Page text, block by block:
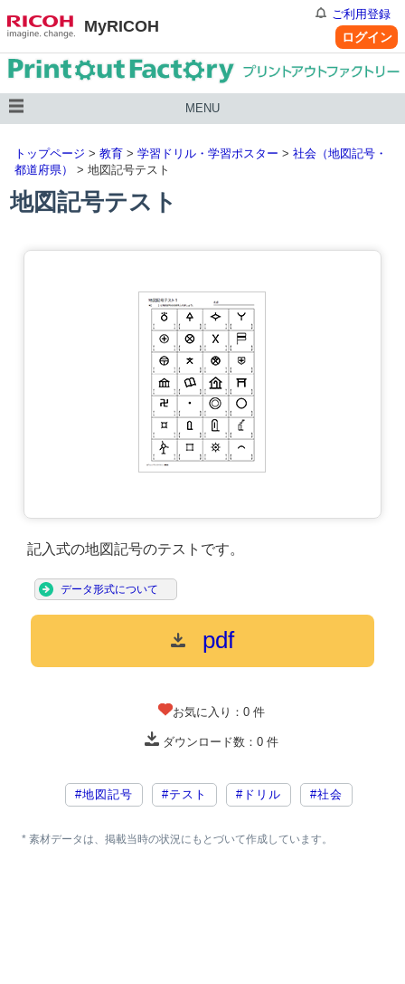
MyRICOH
ご利用登録
ログイン
MENU
トップページ > 教育 > 学習ドリル・学習ポスター > 社会（地図記号・
都道府県）
> 地図記号テスト
地図記号テスト
記入式の地図記号のテストです。
データ形式について
pdf
お気に入り：0 件
ダウンロード数：0 件
#地図記号 #テスト #ドリル #社会
* 素材データは、掲載当時の状況にもとづいて作成しています。